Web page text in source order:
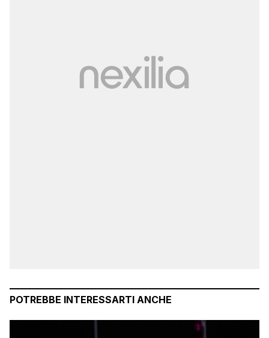
POTREBBE INTERESSARTI ANCHE